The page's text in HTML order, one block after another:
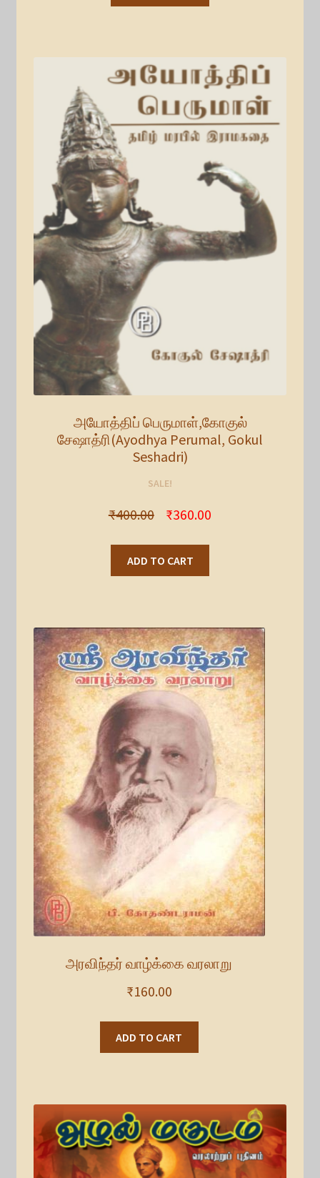
அயோத்திப் பெருமாள்,கோகுல்
சேஷாத்ரி(Ayodhya Perumal, Gokul
Seshadri)
SALE!
₹400.00 ₹360.00
ADD TO CART
அரவிந்தர் வாழ்க்கை வரலாறு
₹160.00
ADD TO CART